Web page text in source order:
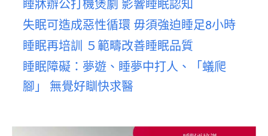
睡牀辦公打機煲劇 影響睡眠認知
失眠可造成惡性循環 毋須強迫睡足8小時
睡眠再培訓 ５範疇改善睡眠品質
睡眠障礙：夢遊、睡夢中打人、「蟻爬
腳」 無覺好瞓快求醫